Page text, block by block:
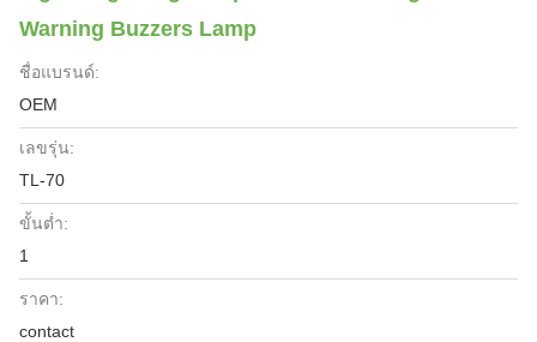
Warning Buzzers Lamp
ชื่อแบรนด์:
OEM
เลขรุ่น:
TL-70
ขั้นต่ำ:
1
ราคา:
contact